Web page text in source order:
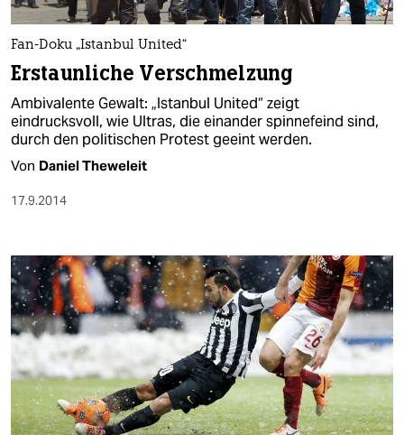
nord
wahrheit
verlag
verlag
veranstaltungen
fragen & hilfe
unterstützen
abo
genossenschaft
epaper login
Fan-Doku „Istanbul United“
Erstaunliche Verschmelzung
Ambivalente Gewalt: „Istanbul United“ zeigt
eindrucksvoll, wie Ultras, die einander spinnefeind sind,
durch den politischen Protest geeint werden.
Von Daniel Theweleit
17.9.2014